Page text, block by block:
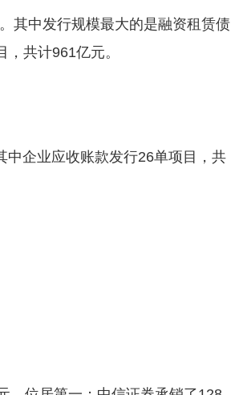
其中发行规模最大的是融资租赁债
共计961亿元。
中企业应收账款发行26单项目，共